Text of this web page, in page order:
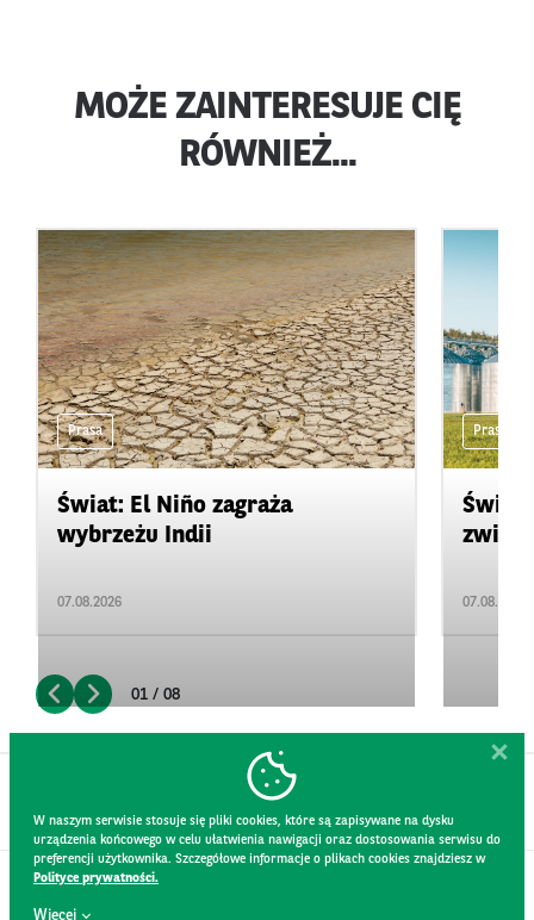
MOŻE ZAINTERESUJE CIĘ
RÓWNIEŻ...
Prasa
Świat: El Niño zagraża
wybrzeżu Indii
07.08.2026
Prasa
07.08.2026
01 / 08
W naszym serwisie stosuje się pliki cookies, które są zapisywane na dysku
urządzenia końcowego w celu ułatwienia nawigacji oraz dostosowania serwisu do
preferencji użytkownika. Szczegółowe informacje o plikach cookies znajdziesz w
Polityce prywatności.
Więcej
KONTAKT